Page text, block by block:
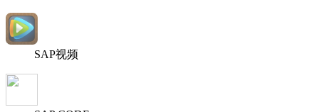
SAP视频